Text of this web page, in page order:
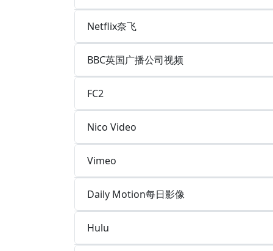
Netflix奈飞
BBC英国广播公司视频
FC2
Nico Video
Vimeo
Daily Motion每日影像
Hulu